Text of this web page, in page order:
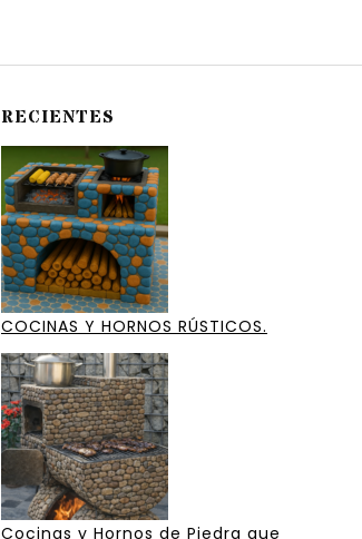
RECIENTES
COCINAS Y HORNOS RÚSTICOS.
Cocinas y Hornos de Piedra que